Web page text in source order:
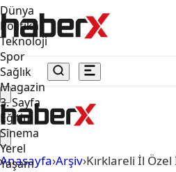
Dünya
Politika
Teknoloji
Spor
Sağlık
Magazin
3. Sayfa
Eğitim
Sinema
Yerel
Yaşam
Anasayfa›Arşiv›Kırklareli İl